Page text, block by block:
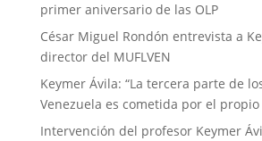
primer aniversario de las OLP
César Miguel Rondón entrevista a
director del MUFLVEN
Keymer Ávila: “La tercera parte de
Venezuela es cometida por el propio
Intervención del profesor Keymer